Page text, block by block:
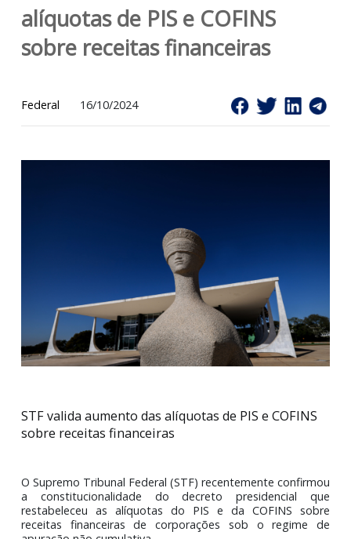
STF valida aumento das
alíquotas de PIS e COFINS
STF valida aumento das alíquotas de PIS e
sobre receitas financeiras